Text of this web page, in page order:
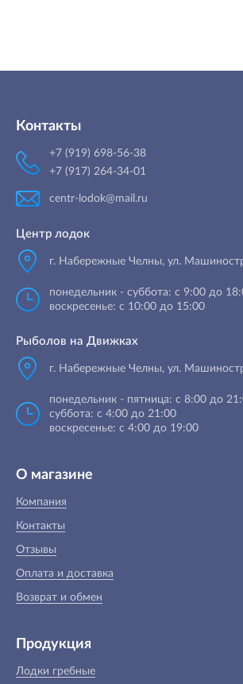
Контакты
+7 (919) 698-56-38
+7 (917) 264-34-01
centr-lodok@mail.ru
Центр лодок
г. Набережные Челны, ул.
понедельник - суббота: с 9:00 до
воскресенье: с 10:00 до 15:00
Рыболов на Движках
г. Набережные Челны, ул.
понедельник - пятница: с 8:00 до
суббота: с 4:00 до 21:00
воскресенье: с 4:00 до 19:00
О магазине
Компания
Контакты
Отзывы
Оплата и доставка
Возврат и обмен
Продукция
Лодки гребные